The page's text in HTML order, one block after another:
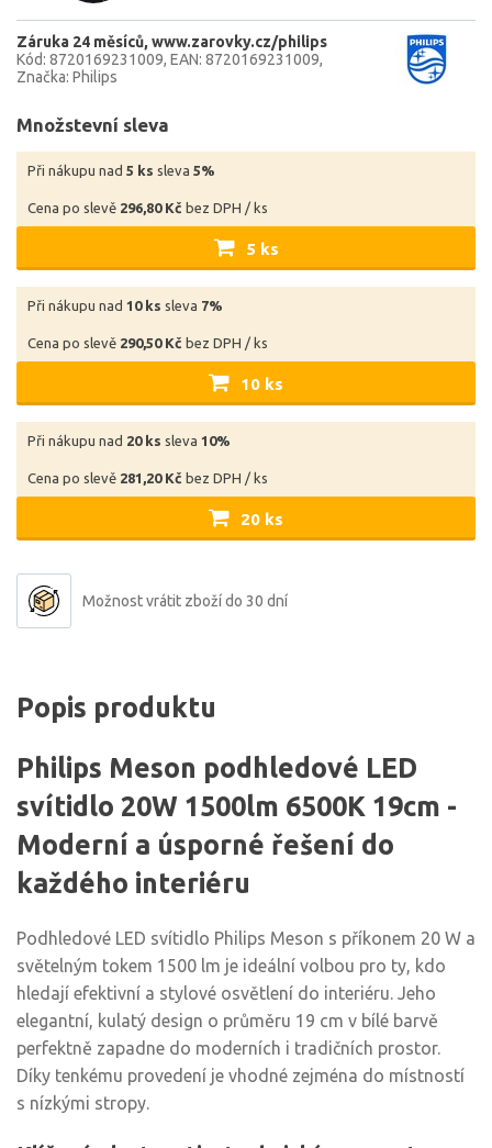
Záruka 24 měsíců www.zarovky.cz/philips
Kód: 8720169231009 EAN: 8720169231009
Značka: Philips
Množstevní sleva
Při nákupu nad 5 ks sleva 5%
Cena po slevě 296,80 Kč bez DPH / ks
5 ks
Při nákupu nad 10 ks sleva 7%
Cena po slevě 290,50 Kč bez DPH / ks
10 ks
Při nákupu nad 20 ks sleva 10%
Cena po slevě 281,20 Kč bez DPH / ks
20 ks
Možnost vrátit zboží do 30 dní
Popis produktu
Philips Meson podhledové LED
svítidlo 20W 1500lm 6500K 19cm -
Moderní a úsporné řešení do
každého interiéru
Podhledové LED svítidlo Philips Meson s příkonem 20 W a
světelným tokem 1500 lm je ideální volbou pro ty, kdo
hledají efektivní a stylové osvětlení do interiéru. Jeho
elegantní, kulatý design o průměru 19 cm v bílé barvě
perfektně zapadne do moderních i tradičních prostor.
Díky tenkému provedení je vhodné zejména do místností
s nízkými stropy.